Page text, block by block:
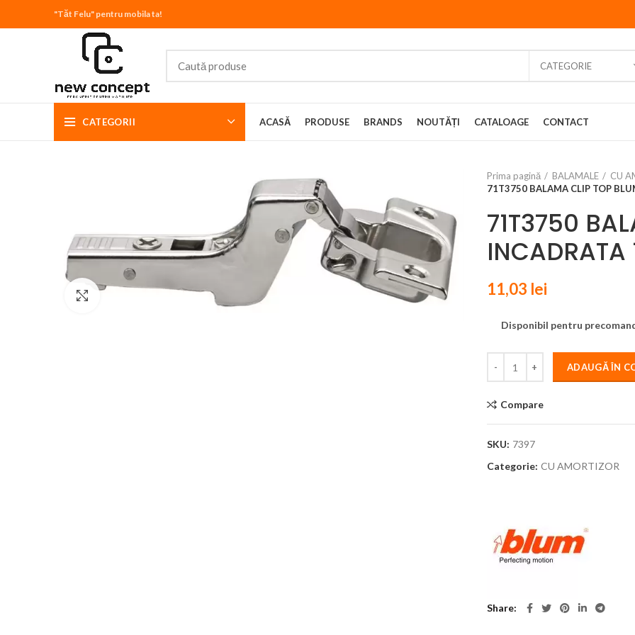
"Tăt Felu" pentru mobila ta!
CATEGORIE
CATEGORII ACASĂ PRODUSE BRANDS NOUTĂȚI CATALOAGE CONTACT
Prima pagină BALAMALE
CU
71T3750 BALAMA CLIP TOP
71T3750
INCADRATA
11,03 lei
Disponibil pentru
ADAUGĂ ÎN
Compare
SKU: 7397
Categorie: CU AMORTIZOR
Share